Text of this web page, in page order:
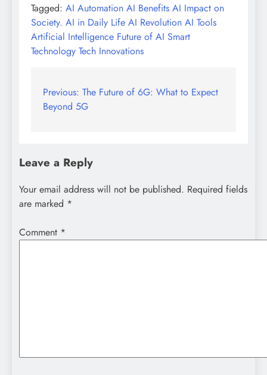
Tagged: AI Automation AI Benefits AI Impact on
Society. AI in Daily Life AI Revolution AI Tools
Artificial Intelligence Future of AI Smart
Technology Tech Innovations
Post
navigation
Previous: The Future of 6G: What to Expect
Beyond 5G
Leave a Reply
Your email address will not be published. Required fields
are marked *
Comment *